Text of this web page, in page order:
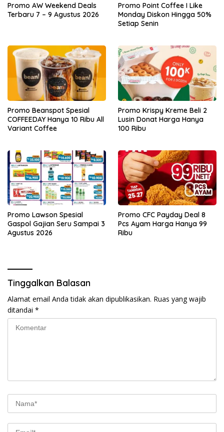
Promo AW Weekend Deals
Terbaru 7 – 9 Agustus 2026
Promo Point Coffee I Like
Monday Diskon Hingga 50%
Setiap Senin
Promo Beanspot Spesial
COFFEEDAY Hanya 10 Ribu All
Variant Coffee
Promo Krispy Kreme Beli 2
Lusin Donat Harga Hanya
100 Ribu
Promo Lawson Spesial
Gaspol Gajian Seru Sampai 3
Agustus 2026
Promo CFC Payday Deal 8
Pcs Ayam Harga Hanya 99
Ribu
Tinggalkan Balasan
Alamat email Anda tidak akan dipublikasikan. Ruas yang wajib
ditandai *